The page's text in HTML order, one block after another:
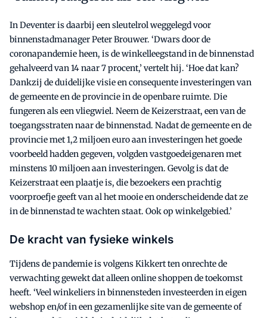
In Deventer is daarbij een sleutelrol weggelegd voor
binnenstadmanager Peter Brouwer. ‘Dwars door de
coronapandemie heen, is de winkelleegstand in de binnenstad
gehalveerd van 14 naar 7 procent,’ vertelt hij. ‘Hoe dat kan?
Dankzij de duidelijke visie en consequente investeringen van
de gemeente en de provincie in de openbare ruimte. Die
fungeren als een vliegwiel. Neem de Keizerstraat, een van de
toegangsstraten naar de binnenstad. Nadat de gemeente en de
provincie met 1,2 miljoen euro aan investeringen het goede
voorbeeld hadden gegeven, volgden vastgoedeigenaren met
minstens 10 miljoen aan investeringen. Gevolg is dat de
Keizerstraat een plaatje is, die bezoekers een prachtig
voorproefje geeft van al het mooie en onderscheidende dat ze
in de binnenstad te wachten staat. Ook op winkelgebied.’
De kracht van fysieke winkels
Tijdens de pandemie is volgens Kikkert ten onrechte de
verwachting gewekt dat alleen online shoppen de toekomst
heeft. ‘Veel winkeliers in binnensteden investeerden in eigen
webshop en/of in een gezamenlijke site van de gemeente of